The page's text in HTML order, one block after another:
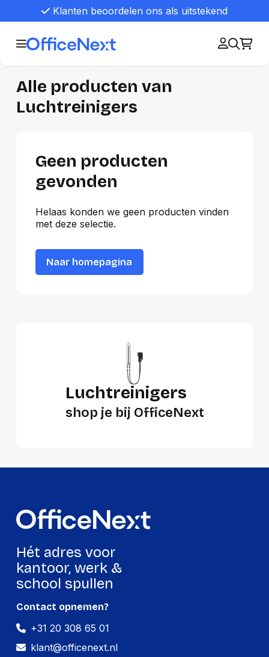
Klanten beoordelen ons als uitstekend
Alle producten van
Luchtreinigers
Geen producten
gevonden
Helaas konden we geen producten vinden
met deze selectie.
Naar homepagina
Luchtreinigers
shop je bij OfficeNext
Hét adres voor
kantoor, werk &
school spullen
Contact opnemen?
+31 20 308 65 01
klant@officenext.nl